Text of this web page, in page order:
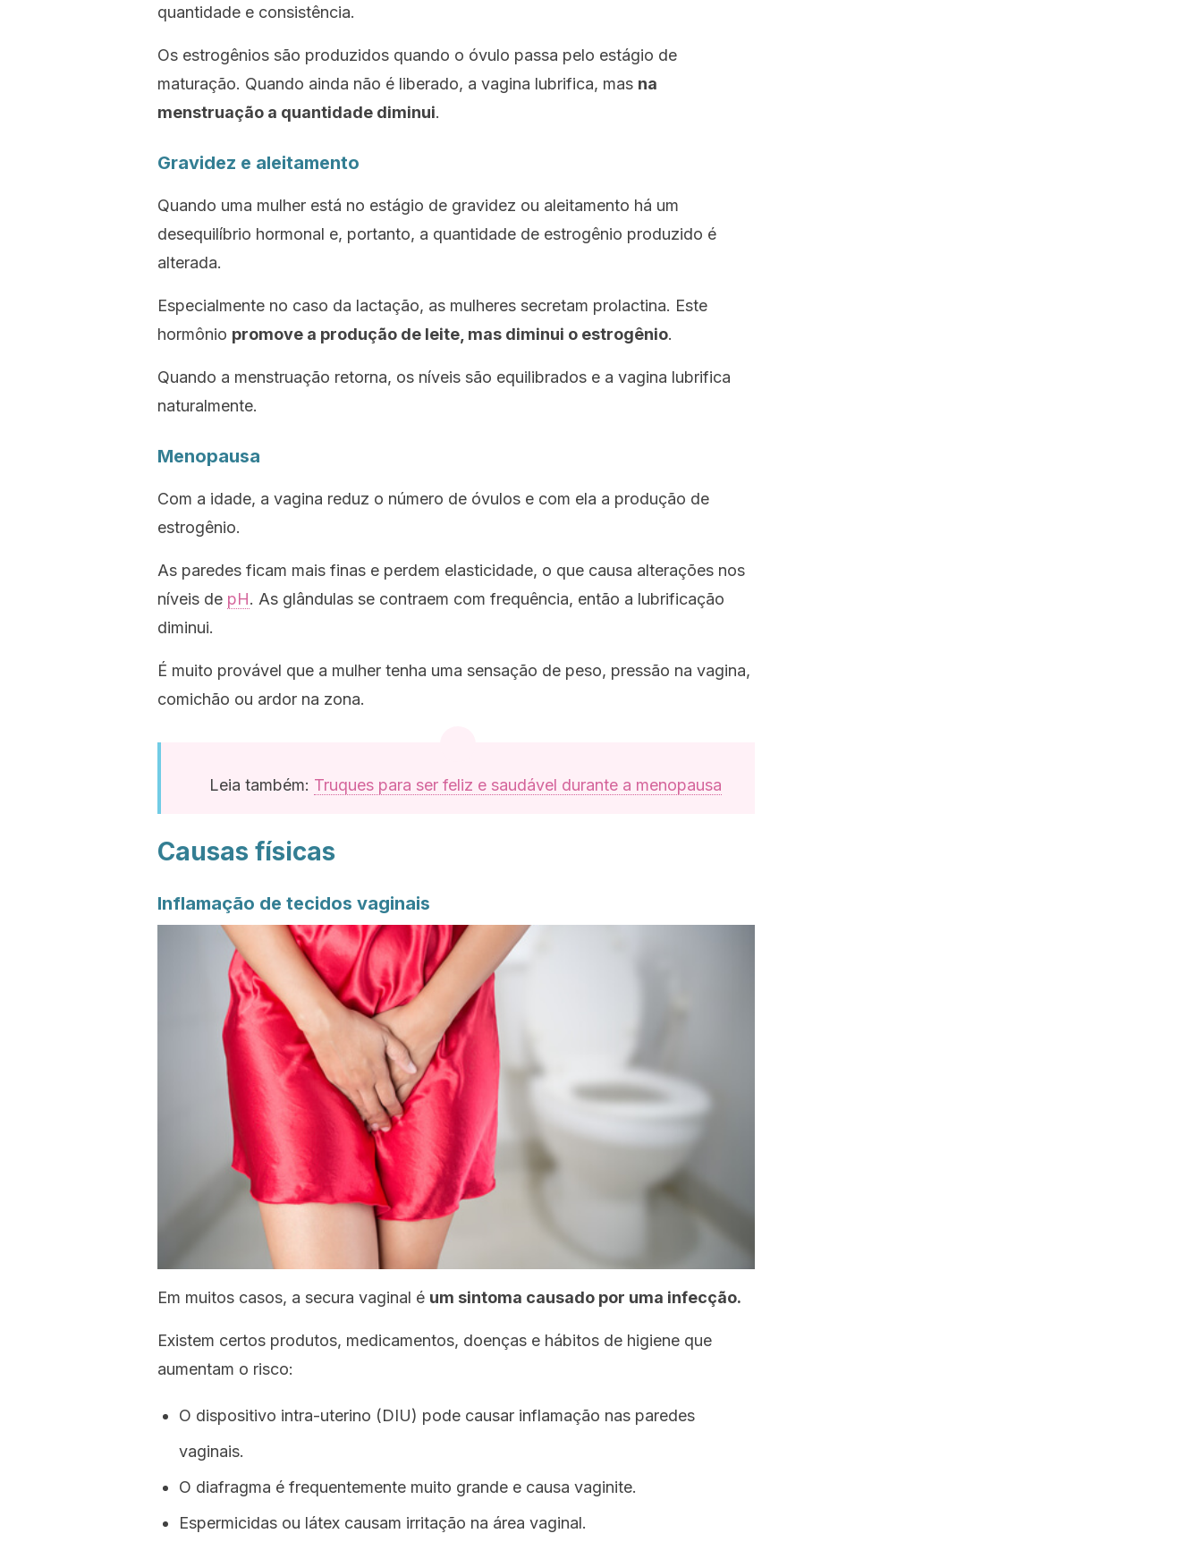
quantidade e consistência.
Os estrogênios são produzidos quando o óvulo passa pelo estágio de
maturação. Quando ainda não é liberado, a vagina lubrifica, mas na
menstruação a quantidade diminui.
Gravidez e aleitamento
Quando uma mulher está no estágio de gravidez ou aleitamento há um
desequilíbrio hormonal e, portanto, a quantidade de estrogênio produzido é
alterada.
Especialmente no caso da lactação, as mulheres secretam prolactina. Este
hormônio promove a produção de leite, mas diminui o estrogênio.
Quando a menstruação retorna, os níveis são equilibrados e a vagina lubrifica
naturalmente.
Menopausa
Com a idade, a vagina reduz o número de óvulos e com ela a produção de
estrogênio.
As paredes ficam mais finas e perdem elasticidade, o que causa alterações nos
níveis de pH. As glândulas se contraem com frequência, então a lubrificação
diminui.
É muito provável que a mulher tenha uma sensação de peso, pressão na vagina,
comichão ou ardor na zona.
Leia também: Truques para ser feliz e saudável durante a menopausa
Causas físicas
Inflamação de tecidos vaginais
Em muitos casos, a secura vaginal é um sintoma causado por uma infecção.
Existem certos produtos, medicamentos, doenças e hábitos de higiene que
aumentam o risco:
O dispositivo intra-uterino (DIU) pode causar inflamação nas paredes
vaginais.
O diafragma é frequentemente muito grande e causa vaginite.
Espermicidas ou látex causam irritação na área vaginal.